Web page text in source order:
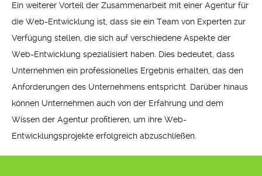
Ein weiterer Vorteil der Zusammenarbeit mit einer Agentur für
die Web-Entwicklung ist, dass sie ein Team von Experten zur
Verfügung stellen, die sich auf verschiedene Aspekte der
Web-Entwicklung spezialisiert haben. Dies bedeutet, dass
Unternehmen ein professionelles Ergebnis erhalten, das den
Anforderungen des Unternehmens entspricht. Darüber hinaus
können Unternehmen auch von der Erfahrung und dem
Wissen der Agentur profitieren, um ihre Web-
Entwicklungsprojekte erfolgreich abzuschließen.